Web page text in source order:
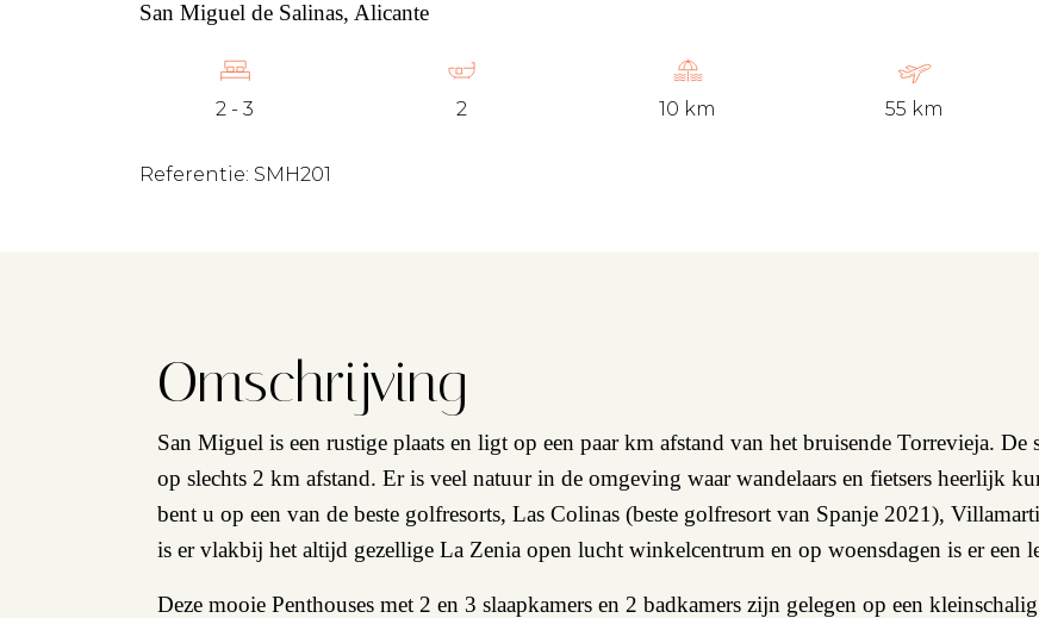
San Miguel de Salinas, Alicante
2 - 3 2 10 km 55 km
Referentie: SMH201
Omschrijving
San Miguel is een rustige plaats en ligt op een paar km afstand van het bruisende Torrevieja.
op slechts 2 km afstand. Er is veel natuur in de omgeving waar wandelaars en fietsers heerlijk
bent u op een van de beste golfresorts, Las Colinas (beste golfresort van Spanje 2021),
is er vlakbij het altijd gezellige La Zenia open lucht winkelcentrum en op woensdagen is er een
Deze mooie Penthouses met 2 en 3 slaapkamers en 2 badkamers zijn gelegen op een